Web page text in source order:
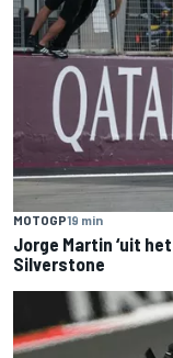
MOTOGP19 min
Jorge Martin ‘uit
Silverstone